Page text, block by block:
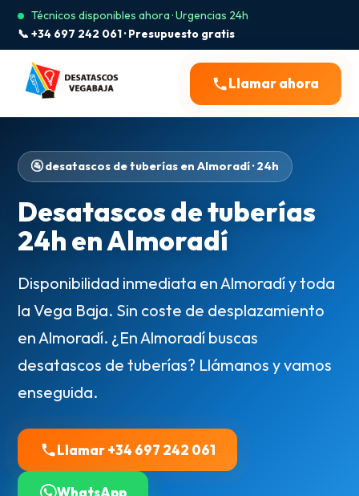
Técnicos disponibles ahora · Urgencias 24h
📞 +34 697 242 061 · Presupuesto gratis
Llamar ahora
🚰 desatascos de tuberías en Almoradí · 24h
Desatascos de tuberías
24h en Almoradí
Disponibilidad inmediata en Almoradí y toda
la Vega Baja. Sin coste de desplazamiento
en Almoradí. ¿En Almoradí buscas
desatascos de tuberías? Llámanos y vamos
enseguida.
Llamar +34 697 242 061
WhatsApp